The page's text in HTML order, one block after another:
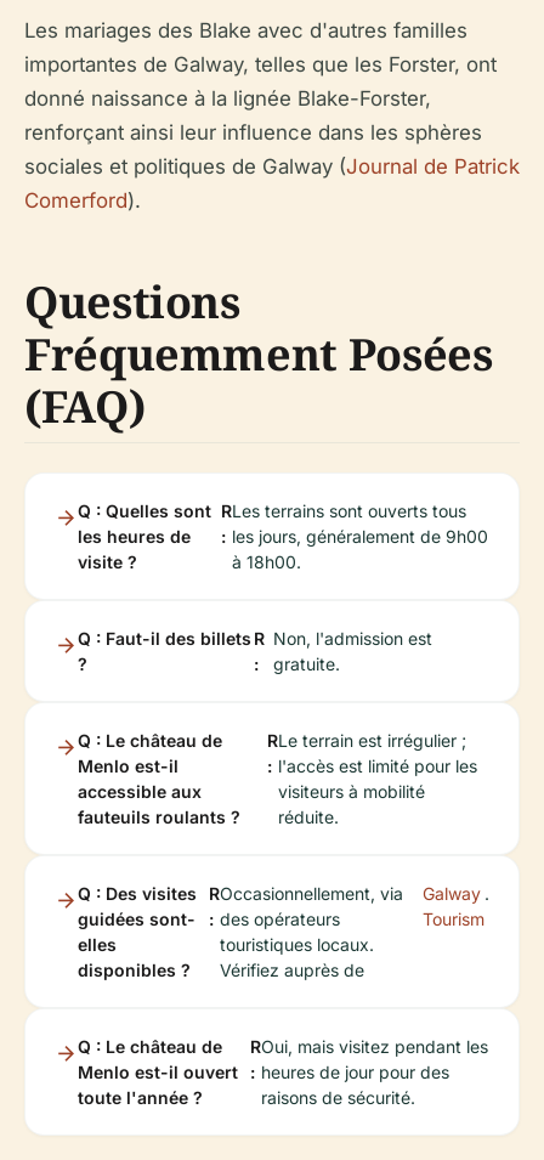
Les mariages des Blake avec d'autres familles
importantes de Galway, telles que les Forster, ont
donné naissance à la lignée Blake-Forster,
renforçant ainsi leur influence dans les sphères
sociales et politiques de Galway (Journal de Patrick
Comerford).
Questions
Fréquemment Posées
(FAQ)
Q : Quelles sont
les heures de
visite ?
R
:
Les terrains sont ouverts tous
les jours, généralement de 9h00
à 18h00.
Q : Faut-il des billets
?
R
:
Non, l'admission est
gratuite.
Q : Le château de
Menlo est-il
accessible aux
fauteuils roulants ?
R
:
Le terrain est irrégulier ;
l'accès est limité pour les
visiteurs à mobilité
réduite.
Q : Des visites
guidées sont-
elles
disponibles ?
R
:
Occasionnellement, via
des opérateurs
touristiques locaux.
Vérifiez auprès de
Galway
Tourism
.
Q : Le château de
Menlo est-il ouvert
toute l'année ?
R
:
Oui, mais visitez pendant les
heures de jour pour des
raisons de sécurité.